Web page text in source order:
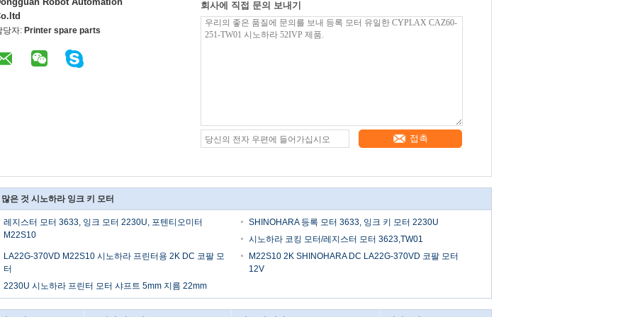
당자: Printer spare parts
회사에 직접 문의 보내기
접촉
많은 것 시노하라 잉크 키 모터
레지스터 모터 3633, 잉크 모터 2230U, 포텐티오미터
M22S10
SHINOHARA 등록 모터 3633, 잉크 키 모터 2230U
시노하라 코킹 모터/레지스터 모터 3623,TW01
LA22G-370VD M22S10 시노하라 프린터용 2K DC 코팔 모
터
M22S10 2K SHINOHARA DC LA22G-370VD 코팔 모터
12V
2230U 시노하라 프린터 모터 샤프트 5mm 지름 22mm